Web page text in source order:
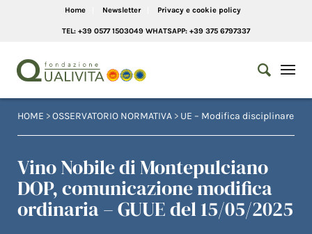
Home Newsletter Privacy e cookie policy
TEL: +39 0577 1503049 WHATSAPP: +39 375 6797337
HOME >OSSERVATORIO NORMATIVA > UE – Modifica disciplinare
Vino Nobile di Montepulciano
DOP, comunicazione modifica
ordinaria – GUUE del 15/05/2025